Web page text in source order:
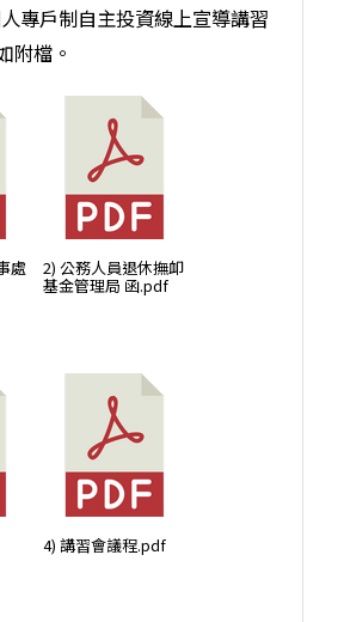
專戶制自主投資線上宣導講習
附檔。
處 2) 公務人員退休撫卹
基金管理局 函.pdf
4) 講習會議程.pdf